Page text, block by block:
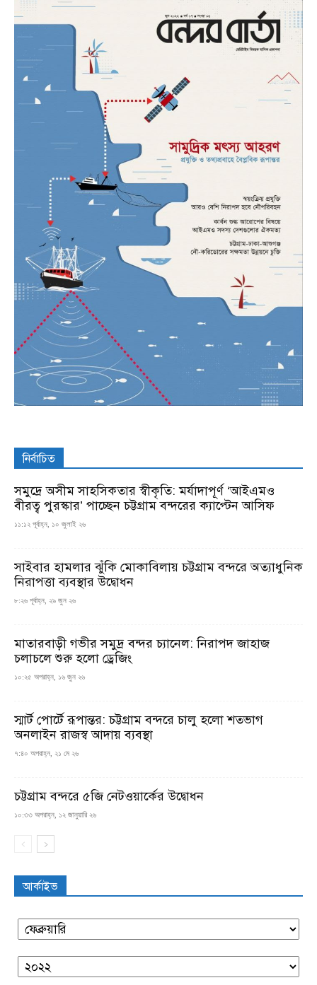
নির্বাচিত
সমুদ্রে অসীম সাহসিকতার স্বীকৃতি: মর্যাদাপূর্ণ ‘আইএমও
বীরত্ব পুরস্কার’ পাচ্ছেন চট্টগ্রাম বন্দরের ক্যাপ্টেন আসিফ
১১:১২ পূর্বাহ্ন, ১০ জুলাই ২৬
সাইবার হামলার ঝুঁকি মোকাবিলায় চট্টগ্রাম বন্দরে অত্যাধুনিক
নিরাপত্তা ব্যবস্থার উদ্বোধন
৮:২৬ পূর্বাহ্ন, ২৯ জুন ২৬
মাতারবাড়ী গভীর সমুদ্র বন্দর চ্যানেল: নিরাপদ জাহাজ
চলাচলে শুরু হলো ড্রেজিং
১০:২৫ অপরাহ্ন, ১৬ জুন ২৬
স্মার্ট পোর্টে রূপান্তর: চট্টগ্রাম বন্দরে চালু হলো শতভাগ
অনলাইন রাজস্ব আদায় ব্যবস্থা
৭:৪০ অপরাহ্ন, ২১ মে ২৬
চট্টগ্রাম বন্দরে ৫জি নেটওয়ার্কের উদ্বোধন
১০:৩৩ অপরাহ্ন, ১২ জানুয়ারি ২৬
আর্কাইভ